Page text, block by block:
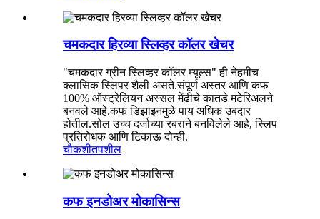
चमकदार हिरव्या स्लिव्हर कॉलर खेचर
"चमकदार ग्रीन स्लिव्हर कॉलर म्यूल्स" ही नेहमीच
क्लासिक स्लिपर शैली असते.संपूर्ण अस्तर आणि कफ
100% ऑस्ट्रेलियन अस्सल मेंढीचे कातडे मटेरिअलने
बनवले आहे.कफ डिझाइनमुळे पाय अधिक उबदार
होतील.सोल उच्च दर्जाच्या रबराने बनविलेले आहे, स्लिप
प्रतिरोधक आणि टिकाऊ दोन्ही.
चौकशीतपशील
कफ इनडोअर मोकासिन्स